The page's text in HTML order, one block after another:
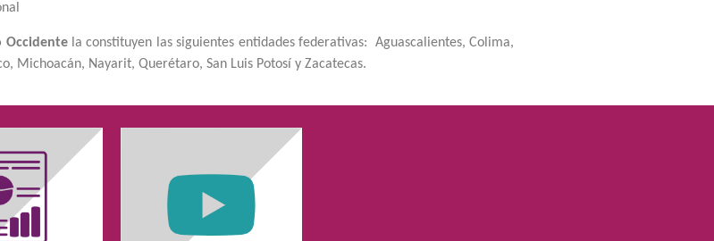
Occidentela constituyen las siguientes entidades federativas: Aguascalientes, Colima,
Michoacán, Nayarit, Querétaro, San Luis Potosí y Zacatecas.